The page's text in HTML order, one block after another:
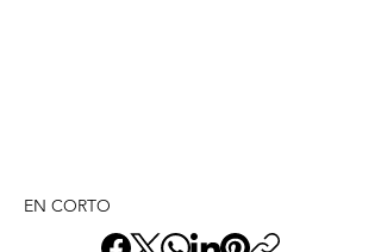
EN CORTO